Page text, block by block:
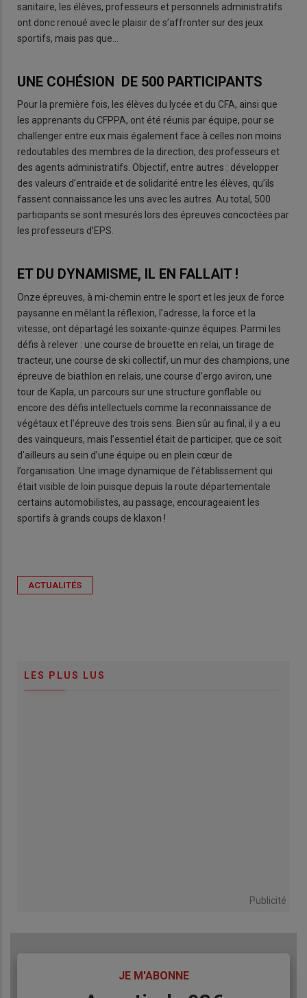
sanitaire, les élèves, professeurs et personnels administratifs
ont donc renoué avec le plaisir de s’affronter sur des jeux
sportifs, mais pas que…
UNE COHÉSION DE 500 PARTICIPANTS
Pour la première fois, les élèves du lycée et du CFA, ainsi que
les apprenants du CFPPA, ont été réunis par équipe, pour se
challenger entre eux mais également face à celles non moins
redoutables des membres de la direction, des professeurs et
des agents administratifs. Objectif, entre autres : développer
des valeurs d’entraide et de solidarité entre les élèves, qu’ils
fassent connaissance les uns avec les autres. Au total, 500
participants se sont mesurés lors des épreuves concoctées par
les professeurs d’EPS.
ET DU DYNAMISME, IL EN FALLAIT !
Onze épreuves, à mi-chemin entre le sport et les jeux de force
paysanne en mêlant la réflexion, l’adresse, la force et la
vitesse, ont départagé les soixante-quinze équipes. Parmi les
défis à relever : une course de brouette en relai, un tirage de
tracteur, une course de ski collectif, un mur des champions, une
épreuve de biathlon en relais, une course d’ergo aviron, une
tour de Kapla, un parcours sur une structure gonflable ou
encore des défis intellectuels comme la reconnaissance de
végétaux et l’épreuve des trois sens. Bien sûr au final, il y a eu
des vainqueurs, mais l’essentiel était de participer, que ce soit
d’ailleurs au sein d’une équipe ou en plein cœur de
l’organisation. Une image dynamique de l’établissement qui
était visible de loin puisque depuis la route départementale
certains automobilistes, au passage, encourageaient les
sportifs à grands coups de klaxon !
ACTUALITÉS
LES PLUS LUS
Publicité
JE M'ABONNE